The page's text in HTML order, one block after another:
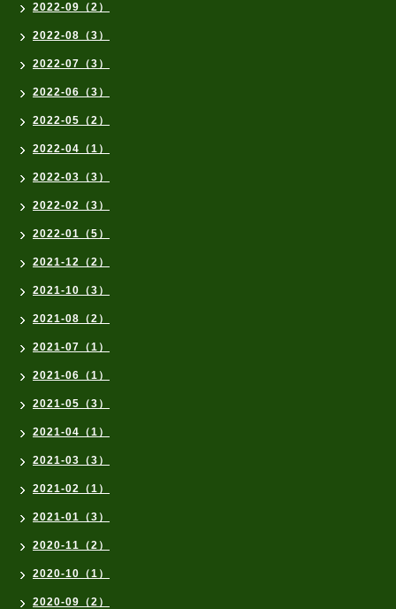
2022-09（2）
2022-08（3）
2022-07（3）
2022-06（3）
2022-05（2）
2022-04（1）
2022-03（3）
2022-02（3）
2022-01（5）
2021-12（2）
2021-10（3）
2021-08（2）
2021-07（1）
2021-06（1）
2021-05（3）
2021-04（1）
2021-03（3）
2021-02（1）
2021-01（3）
2020-11（2）
2020-10（1）
2020-09（2）